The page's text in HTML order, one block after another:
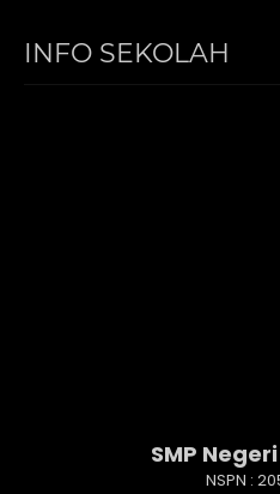
INFO SEKOLAH
SMP
NSPN :